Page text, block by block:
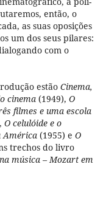
então, o
as suas oposições
um dos seus pilares:
com o
estão Cinema,
cinema(1949), O
filmes e uma escola
O celulóide e o
América(1955) e O
trechos do livro
música – Mozart em